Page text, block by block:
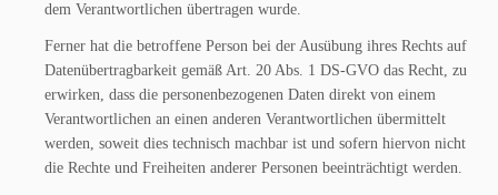
dem Verantwortlichen übertragen wurde.
Ferner hat die betroffene Person bei der Ausübung ihres Rechts auf
Datenübertragbarkeit gemäß Art. 20 Abs. 1 DS-GVO das Recht, zu
erwirken, dass die personenbezogenen Daten direkt von einem
Verantwortlichen an einen anderen Verantwortlichen übermittelt
werden, soweit dies technisch machbar ist und sofern hiervon nicht
die Rechte und Freiheiten anderer Personen beeinträchtigt werden.